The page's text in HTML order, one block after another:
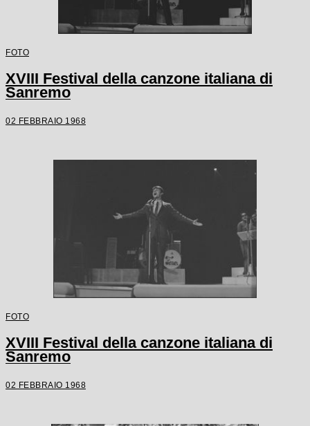
FOTO
XVIII Festival della canzone italiana di
Sanremo
02 FEBBRAIO 1968
FOTO
XVIII Festival della canzone italiana di
Sanremo
02 FEBBRAIO 1968